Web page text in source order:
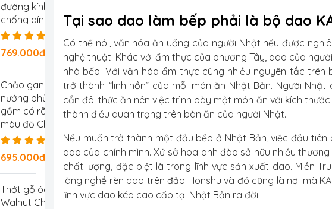
đường kính 26 cm,
chống dính tự nhiên,
chống rỉ, chống xước
769.000đ/Chiếc
Chảo gang
nướng phủ
gốm có rãnh
màu đỏ Chef
Studio, đường
695.000đ/
Thớt gỗ óc chó
Walnut Chef Studio
Tại sao dao làm bếp phải là bộ dao
Có thể nói, văn hóa ăn uống của người Nhật nếu được
nghệ thuật. Khác với ẩm thực của phương Tây, dao của
nhà bếp. Với văn hóa ẩm thực cùng nhiều nguyên tắc trên
trở thành “linh hồn” của mỗi món ăn Nhật Bản. Người
cắn đôi thức ăn nên việc trình bày một món ăn với kích
thành điều quan trọng trên bàn ăn của người Nhật.
Nếu muốn trở thành một đầu bếp ở Nhật Bản, việc đầu
dao của chính mình. Xứ sở hoa anh đào sở hữu nhiều
chất lượng, đặc biệt là trong lĩnh vực sản xuất dao. Miền
làng nghề rèn dao trên đảo Honshu và đó cũng là nơi mà KAI
lĩnh vực dao kéo cao cấp tại Nhật Bản ra đời.